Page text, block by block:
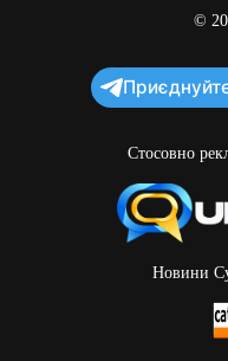
©
Стосовно
Новини